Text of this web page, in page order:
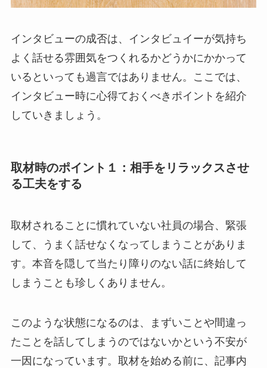
インタビューの成否は、インタビュイーが気持ち
よく話せる雰囲気をつくれるかどうかにかかって
いるといっても過言ではありません。ここでは、
インタビュー時に心得ておくべきポイントを紹介
していきましょう。
取材時のポイント１：相手をリラックスさせ
る工夫をする
取材されることに慣れていない社員の場合、緊張
して、うまく話せなくなってしまうことがありま
す。本音を隠して当たり障りのない話に終始して
しまうことも珍しくありません。
このような状態になるのは、まずいことや間違っ
たことを話してしまうのではないかという不安が
一因になっています。取材を始める前に、記事内